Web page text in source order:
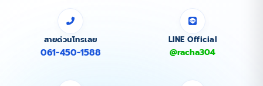
สายด่วนโทรเลย
061-450-1588
LINE Official
@racha304